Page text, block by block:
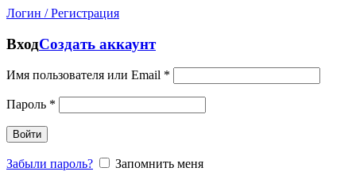
Логин / Регистрация
ВходСоздать аккаунт
Имя пользователя или Email *
Пароль *
Войти
Забыли пароль?
Запомнить меня